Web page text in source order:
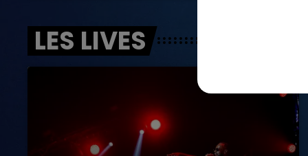
LES LIVES